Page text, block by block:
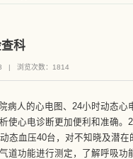
科
| 浏览次数： 1814
人的心电图、24小时动态
心电诊断更加便利和准确
态血压40台，对不知晓及潜
功能进行测定，了解呼吸